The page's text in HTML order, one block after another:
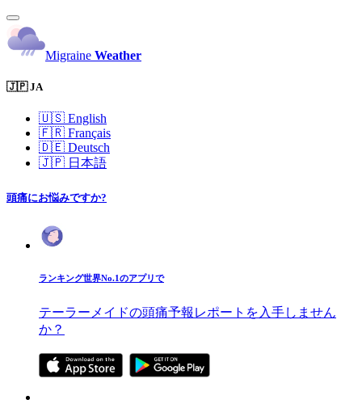
Migraine Weather
🇯🇵 JA
🇺🇸 English
🇫🇷 Français
🇩🇪 Deutsch
🇯🇵 日本語
頭痛にお悩みですか?
ランキング世界No.1のアプリで
テーラーメイドの頭痛予報レポートを入手しません
か？